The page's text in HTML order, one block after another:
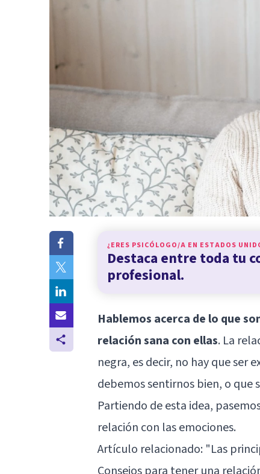
¿ERES PSICÓLOGO/A EN ESTADOS
Destaca entre toda tu
profesional.
Hablemos acerca de lo que
relación sana con ellas. La
negra, es decir, no hay que ser
debemos sentirnos bien, o que
Partiendo de esta idea,
relación con las emociones.
Artículo relacionado: "Las